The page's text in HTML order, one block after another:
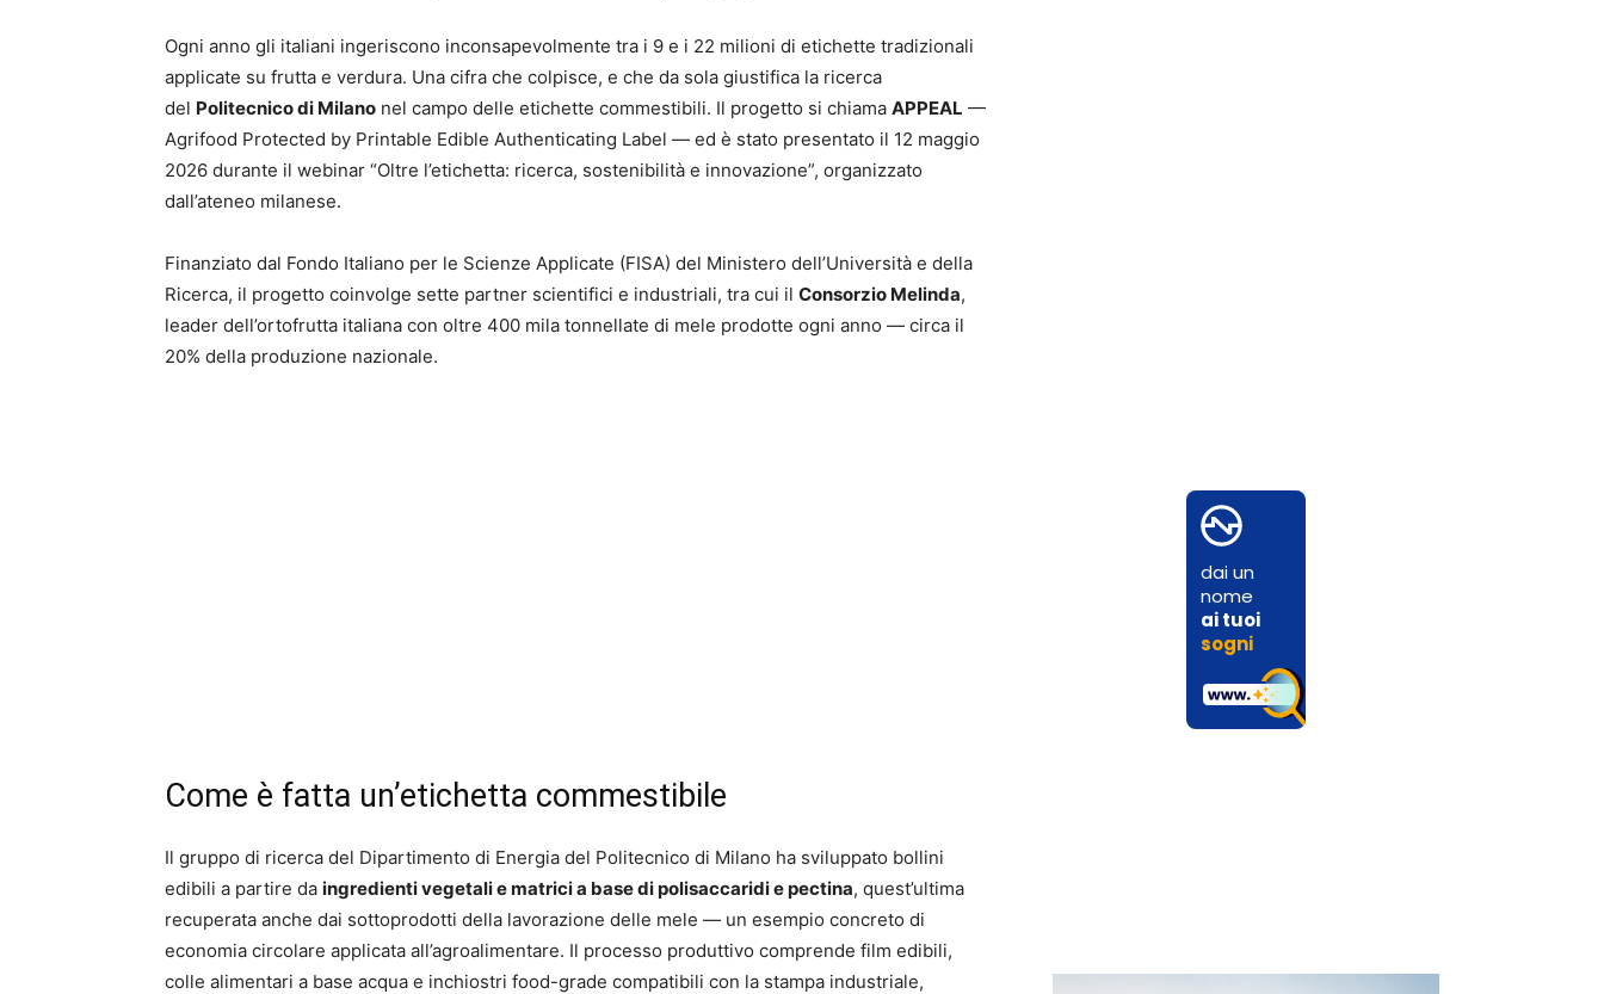
Ogni anno gli italiani ingeriscono inconsapevolmente tra i 9 e i 22 milioni di etichette tradizionali
applicate su frutta e verdura. Una cifra che colpisce, e che da sola giustifica la ricerca
del Politecnico di Milano nel campo delle etichette commestibili. Il progetto si chiama APPEAL —
Agrifood Protected by Printable Edible Authenticating Label — ed è stato presentato il 12 maggio
2026 durante il webinar “Oltre l’etichetta: ricerca, sostenibilità e innovazione”, organizzato
dall’ateneo milanese.
Finanziato dal Fondo Italiano per le Scienze Applicate (FISA) del Ministero dell’Università e della
Ricerca, il progetto coinvolge sette partner scientifici e industriali, tra cui il Consorzio Melinda,
leader dell’ortofrutta italiana con oltre 400 mila tonnellate di mele prodotte ogni anno — circa il
20% della produzione nazionale.
Come è fatta un’etichetta commestibile
Il gruppo di ricerca del Dipartimento di Energia del Politecnico di Milano ha sviluppato bollini
edibili a partire da ingredienti vegetali e matrici a base di polisaccaridi e pectina, quest’ultima
recuperata anche dai sottoprodotti della lavorazione delle mele — un esempio concreto di
economia circolare applicata all’agroalimentare. Il processo produttivo comprende film edibili,
colle alimentari a base acqua e inchiostri food-grade compatibili con la stampa industriale,